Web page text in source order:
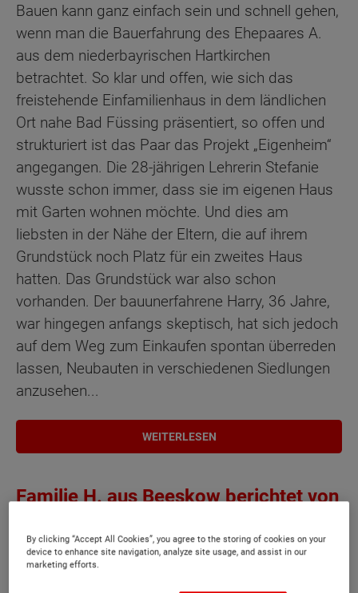
Bauen kann ganz einfach sein und schnell gehen,
wenn man die Bauerfahrung des Ehepaares A.
aus dem niederbayrischen Hartkirchen
betrachtet. So klar und offen, wie sich das
freistehende Einfamilienhaus in dem ländlichen
Ort nahe Bad Füssing präsentiert, so offen und
strukturiert ist das Paar das Projekt „Eigenheim“
angegangen. Die 28-jährigen Lehrerin Stefanie
wusste schon immer, dass sie im eigenen Haus
mit Garten wohnen möchte. Und dies am
liebsten in der Nähe der Eltern, die auf ihrem
Grundstück noch Platz für ein zweites Haus
hatten. Das Grundstück war also schon
vorhanden. Der bauunerfahrene Harry, 36 Jahre,
war hingegen anfangs skeptisch, hat sich jedoch
auf dem Weg zum Einkaufen spontan überreden
lassen, Neubauten in verschiedenen Siedlungen
anzusehen...
WEITERLESEN
Familie H. aus Beeskow berichtet von
Flair 110
By clicking “Accept All Cookies”, you agree to the storing of cookies on your
device to enhance site navigation, analyze site usage, and assist in our
marketing efforts.